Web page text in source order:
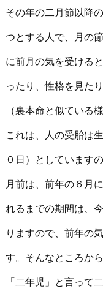
その年の二月節以降
つとする人で、月の
に前月の気を受ける
ったり、性格を見たり
（裏本命と似ている
これは、人の受胎は
０日）としています
月前は、前年の６月
れるまでの期間は、
りますので、前年の
す。そんなところか
「二年児」と言って